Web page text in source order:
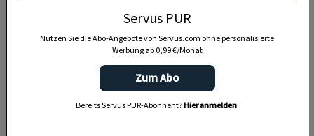
Servus PUR
Nutzen Sie die Abo-Angebote von Servus.com ohne personalisierte
Werbung ab 0,99 €/Monat
Zum Abo
Bereits Servus PUR-Abonnent?Hier anmelden.